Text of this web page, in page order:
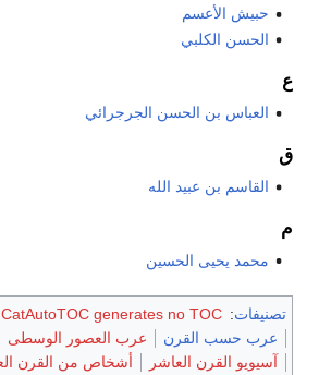
حبيش الأعسم
الحسن الكلبي
ع
العباس بن الحسن الجرجرائي
ق
القاسم بن عبيد الله
م
محمد يحيى الحسين
تصنيفات:
CatAutoTOC generates no TOC
عرب حسب القرن
عرب العصور الوسطى
آسيويو القرن العاشر
أشخاص من القرن